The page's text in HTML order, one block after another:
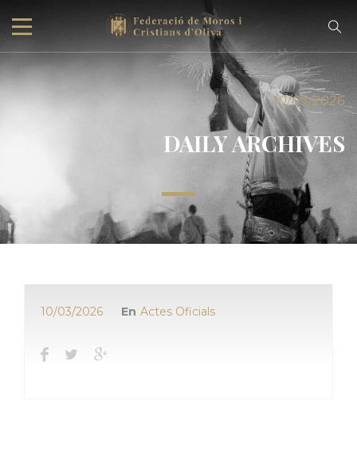
10/03/2026
DAILY ARCHIVES
10/03/2026 En Actes Oficials